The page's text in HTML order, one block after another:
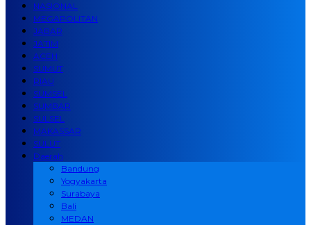
NASIONAL
MEGAPOLITAN
JABAR
JATIM
ACEH
SUMUT
RIAU
SUMSEL
SUMBAR
SULSEL
MAKASSAR
SULUT
Daerah
Bandung
Yogyakarta
Surabaya
Bali
MEDAN